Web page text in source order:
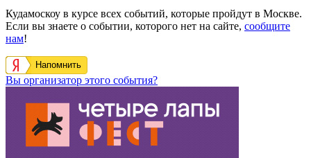
Кудамоскоу в курсе всех событий, которые пройдут в Москве.
Если вы знаете о событии, которого нет на сайте, сообщите
нам!
Напомнить
Вы организатор этого события?